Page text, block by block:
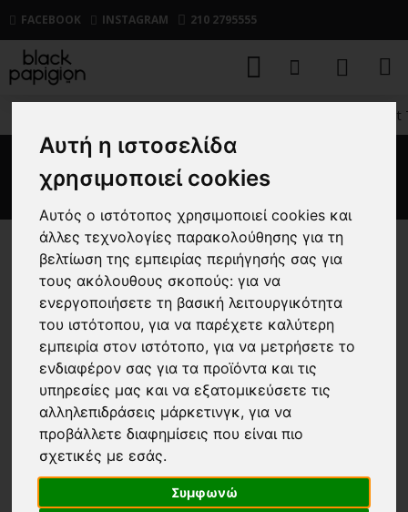
Αυτή η ιστοσελίδα
χρησιμοποιεί cookies
Αυτός ο ιστότοπος χρησιμοποιεί cookies και
άλλες τεχνολογίες παρακολούθησης για τη
βελτίωση της εμπειρίας περιήγησής σας για
τους ακόλουθους σκοπούς:για να
ενεργοποιήσετε τη βασική λειτουργικότητα
του ιστότοπου,για να παρέχετε καλύτερη
εμπειρία στον ιστότοπο,για να μετρήσετε το
ενδιαφέρον σας για τα προϊόντα και τις
υπηρεσίες μας και να εξατομικεύσετε τις
αλληλεπιδράσεις μάρκετινγκ,για να
προβάλλετε διαφημίσεις που είναι πιο
σχετικές με εσάς.
Συμφωνώ
FACEBOOK INSTAGRAM 210 2795555
T-
T-shirt Tommy Jeans μαύρο